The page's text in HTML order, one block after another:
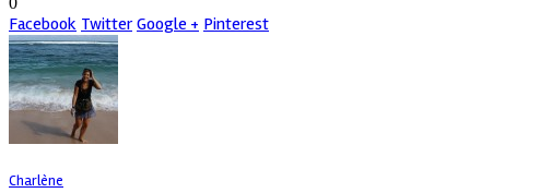
Facebook Twitter Google + Pinterest
Charlène